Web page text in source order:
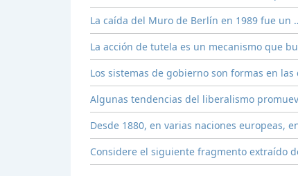
La caída del Muro de Berlín en 1989 fue un
La acción de tutela es un mecanismo que
Los sistemas de gobierno son formas en las
Algunas tendencias del liberalismo
Desde 1880, en varias naciones europeas,
Considere el siguiente fragmento extraído